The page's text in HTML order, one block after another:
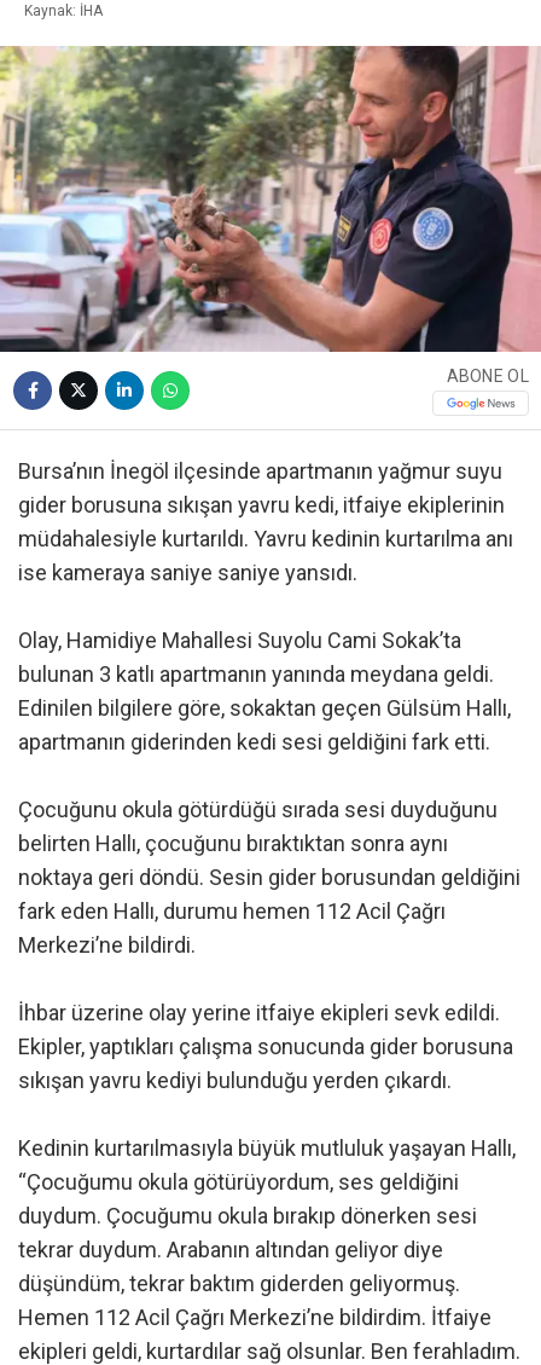
Kaynak: İHA
ABONE OL
Bursa’nın İnegöl ilçesinde apartmanın yağmur suyu
gider borusuna sıkışan yavru kedi, itfaiye ekiplerinin
müdahalesiyle kurtarıldı. Yavru kedinin kurtarılma anı
ise kameraya saniye saniye yansıdı.
Olay, Hamidiye Mahallesi Suyolu Cami Sokak’ta
bulunan 3 katlı apartmanın yanında meydana geldi.
Edinilen bilgilere göre, sokaktan geçen Gülsüm Hallı,
apartmanın giderinden kedi sesi geldiğini fark etti.
Çocuğunu okula götürdüğü sırada sesi duyduğunu
belirten Hallı, çocuğunu bıraktıktan sonra aynı
noktaya geri döndü. Sesin gider borusundan geldiğini
fark eden Hallı, durumu hemen 112 Acil Çağrı
Merkezi’ne bildirdi.
İhbar üzerine olay yerine itfaiye ekipleri sevk edildi.
Ekipler, yaptıkları çalışma sonucunda gider borusuna
sıkışan yavru kediyi bulunduğu yerden çıkardı.
Kedinin kurtarılmasıyla büyük mutluluk yaşayan Hallı,
“Çocuğumu okula götürüyordum, ses geldiğini
duydum. Çocuğumu okula bırakıp dönerken sesi
tekrar duydum. Arabanın altından geliyor diye
düşündüm, tekrar baktım giderden geliyormuş.
Hemen 112 Acil Çağrı Merkezi’ne bildirdim. İtfaiye
ekipleri geldi, kurtardılar sağ olsunlar. Ben ferahladım.